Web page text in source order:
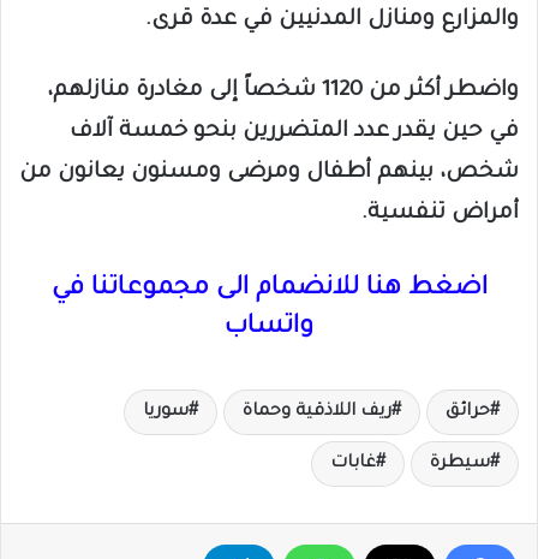
والمزارع ومنازل المدنيين في عدة قرى.
واضطر أكثر من 1120 شخصاً إلى مغادرة منازلهم،
في حين يقدر عدد المتضررين بنحو خمسة آلاف
شخص، بينهم أطفال ومرضى ومسنون يعانون من
أمراض تنفسية.
اضغط هنا للانضمام الى مجموعاتنا في
واتساب
حرائق ريف اللاذقية وحماة سوريا
سيطرة غابات